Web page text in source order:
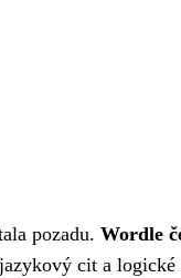
pozadu. Wordle
cit a logické